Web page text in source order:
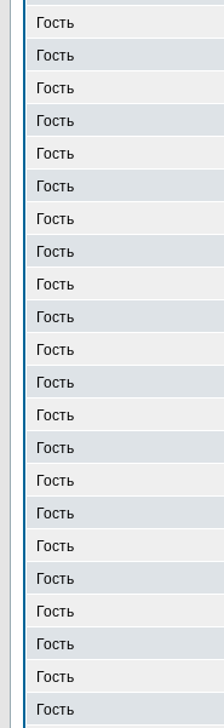
Гость
Гость
Гость
Гость
Гость
Гость
Гость
Гость
Гость
Гость
Гость
Гость
Гость
Гость
Гость
Гость
Гость
Гость
Гость
Гость
Гость
Гость